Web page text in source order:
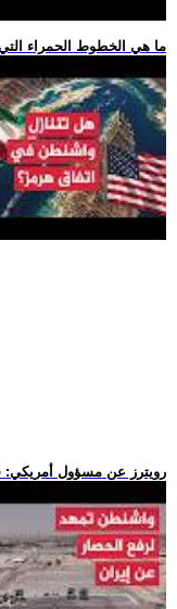
.. ما هي الخطوط الحمراء
.. رويترز عن مسؤول أمريكي: